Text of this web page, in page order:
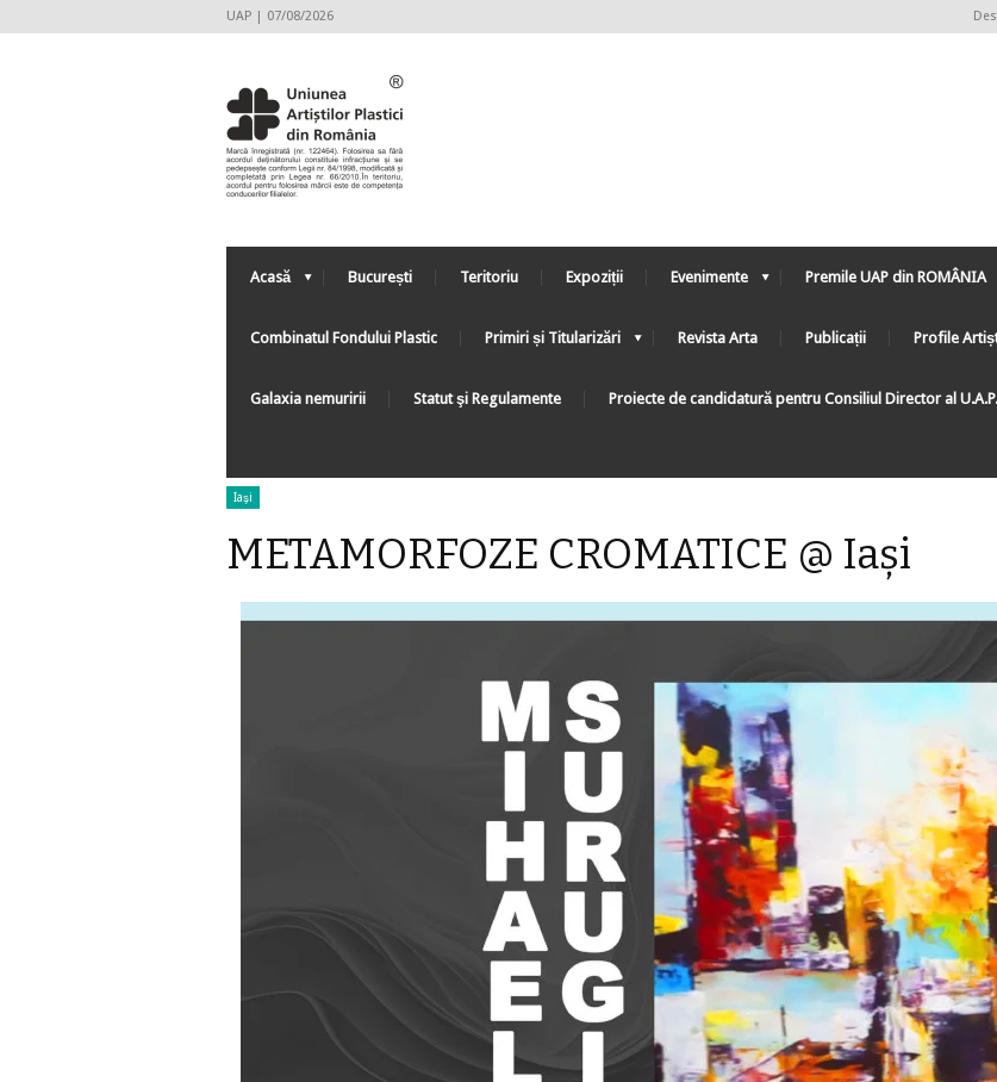
UAP | 07/08/2026
Acasă București Teritoriu Expoziții Evenimente Premile UAP din ROMÂNIA
Combinatul Fondului Plastic Primiri și Titularizări Revista Arta Publicații Profile
Galaxia nemuririi Statut şi Regulamente Proiecte de candidatură pentru Consiliul Director al
Iaşi
METAMORFOZE CROMATICE @ Iaşi